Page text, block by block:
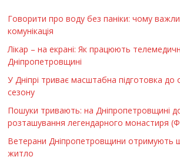
Говорити про воду без паніки: чому
комунікація
Лікар – на екрані: Як працюють
Дніпропетровщині
У Дніпрі триває масштабна підготовка
сезону
Пошуки тривають: на Дніпропетровщині
розташування легендарного монастиря
Ветерани Дніпропетровщини отримують
житло